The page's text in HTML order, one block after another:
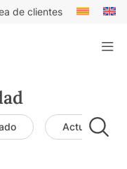
de clientes
Actualidad